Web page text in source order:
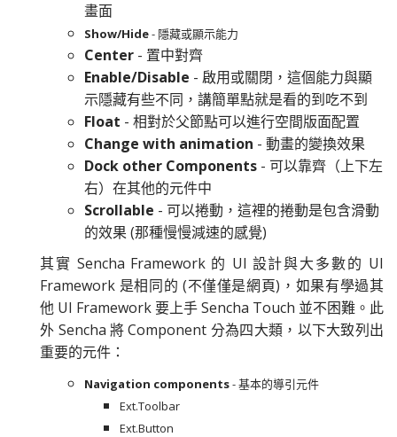
畫面
Show/Hide- 隱藏或顯示能力
Center - 置中對齊
Enable/Disable - 啟用或關閉，這個能力與顯
示隱藏有些不同，講簡單點就是看的到吃不到
Float - 相對於父節點可以進行空間版面配置
Change with animation - 動畫的變換效果
Dock other Components - 可以靠齊（上下左
右）在其他的元件中
Scrollable - 可以捲動，這裡的捲動是包含滑動
的效果 (那種慢慢減速的感覺)
其實 Sencha Framework 的 UI 設計與大多數的 UI
Framework 是相同的 (不僅僅是網頁)，如果有學過其
他 UI Framework 要上手 Sencha Touch 並不困難。此
外 Sencha 將 Component 分為四大類，以下大致列出
重要的元件：
Navigation components- 基本的導引元件
Ext.Toolbar
Ext.Button